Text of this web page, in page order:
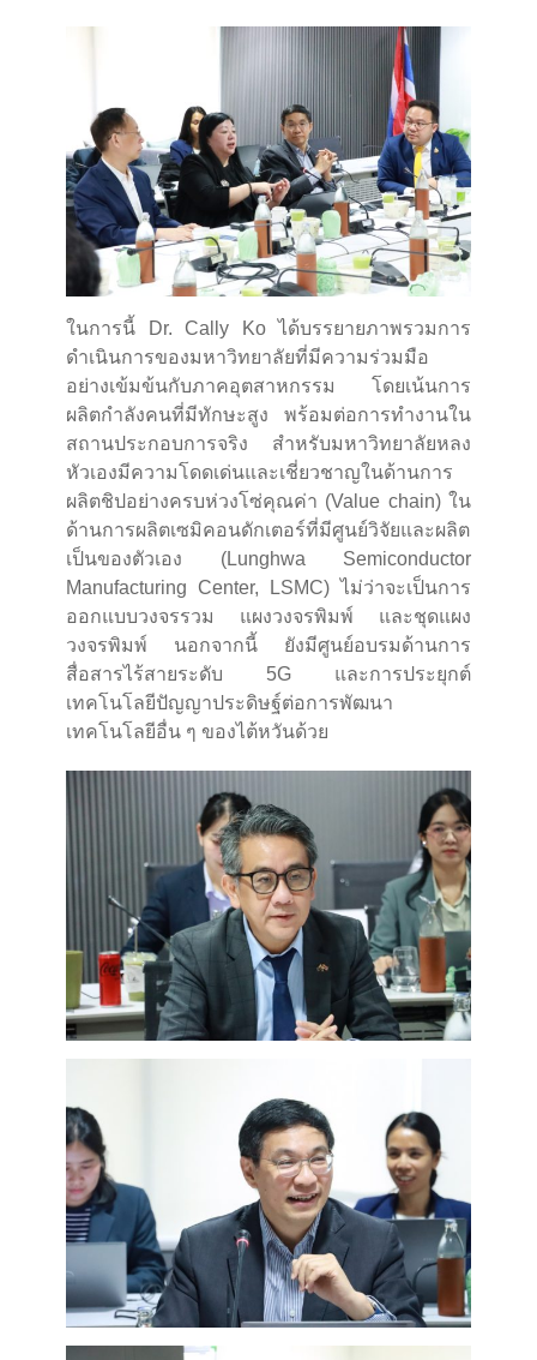
ในการนี้ Dr. Cally Ko ได้บรรยายภาพรวมการ
ดำเนินการของมหาวิทยาลัยที่มีความร่วมมือ
อย่างเข้มข้นกับภาคอุตสาหกรรม โดยเน้นการ
ผลิตกำลังคนที่มีทักษะสูง พร้อมต่อการทำงานใน
สถานประกอบการจริง สำหรับมหาวิทยาลัยหลง
หัวเองมีความโดดเด่นและเชี่ยวชาญในด้านการ
ผลิตชิปอย่างครบห่วงโซ่คุณค่า (Value chain) ใน
ด้านการผลิตเซมิคอนดักเตอร์ที่มีศูนย์วิจัยและผลิต
เป็นของตัวเอง (Lunghwa Semiconductor
Manufacturing Center, LSMC) ไม่ว่าจะเป็นการ
ออกแบบวงจรรวม แผงวงจรพิมพ์ และชุดแผง
วงจรพิมพ์ นอกจากนี้ ยังมีศูนย์อบรมด้านการ
สื่อสารไร้สายระดับ 5G และการประยุกต์
เทคโนโลยีปัญญาประดิษฐ์ต่อการพัฒนา
เทคโนโลยีอื่น ๆ ของไต้หวันด้วย